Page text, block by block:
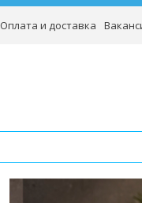
Оплата и доставка